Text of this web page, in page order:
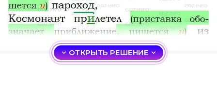
ОТКРЫТЬ РЕШЕНИЕ